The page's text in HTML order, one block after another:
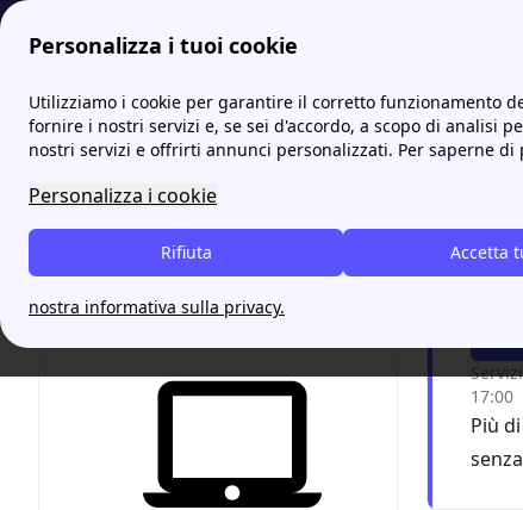
Personalizza i tuoi cookie
Utilizziamo i cookie per garantire il corretto funzionamento
fornire i nostri servizi e, se sei d'accordo, a scopo di analisi
nostri servizi e offrirti annunci personalizzati. Per saperne di
Personalizza i cookie
Accetta
Rifiuta
nostra informativa sulla privacy.
Energia-Luce.it MoreLuce FuturEnergy: Offerte, contatti e
17:00
Più